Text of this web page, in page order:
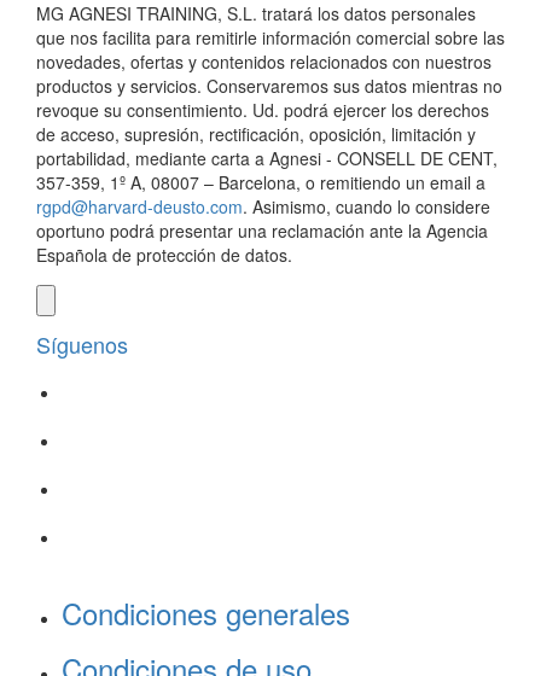
MG AGNESI TRAINING, S.L. tratará los datos personales
que nos facilita para remitirle información comercial sobre las
novedades, ofertas y contenidos relacionados con nuestros
productos y servicios. Conservaremos sus datos mientras no
revoque su consentimiento. Ud. podrá ejercer los derechos
de acceso, supresión, rectificación, oposición, limitación y
portabilidad, mediante carta a Agnesi - CONSELL DE CENT,
357-359, 1º A, 08007 – Barcelona, o remitiendo un email a
rgpd@harvard-deusto.com. Asimismo, cuando lo considere
oportuno podrá presentar una reclamación ante la Agencia
Española de protección de datos.
Síguenos
Condiciones generales